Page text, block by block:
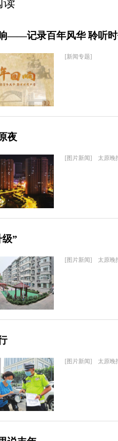
读
——记录百年风华 聆听
[新闻专题]
夜
[图片新闻] 太原晚
”
[图片新闻] 太原晚
[图片新闻] 太原晚